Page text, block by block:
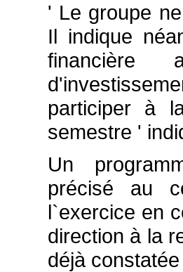
' Le groupe
Il indique
financière
participer à
semestre '
Un
précisé au
l`exercice en
direction à la
déjà